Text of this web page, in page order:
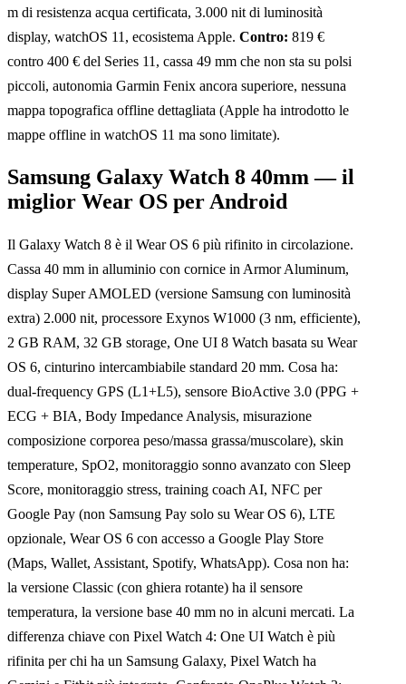
m di resistenza acqua certificata, 3.000 nit di luminosità
display, watchOS 11, ecosistema Apple. Contro: 819 €
contro 400 € del Series 11, cassa 49 mm che non sta su polsi
piccoli, autonomia Garmin Fenix ancora superiore, nessuna
mappa topografica offline dettagliata (Apple ha introdotto le
mappe offline in watchOS 11 ma sono limitate).
Samsung Galaxy Watch 8 40mm — il
miglior Wear OS per Android
Il Galaxy Watch 8 è il Wear OS 6 più rifinito in circolazione.
Cassa 40 mm in alluminio con cornice in Armor Aluminum,
display Super AMOLED (versione Samsung con luminosità
extra) 2.000 nit, processore Exynos W1000 (3 nm, efficiente),
2 GB RAM, 32 GB storage, One UI 8 Watch basata su Wear
OS 6, cinturino intercambiabile standard 20 mm. Cosa ha:
dual-frequency GPS (L1+L5), sensore BioActive 3.0 (PPG +
ECG + BIA, Body Impedance Analysis, misurazione
composizione corporea peso/massa grassa/muscolare), skin
temperature, SpO2, monitoraggio sonno avanzato con Sleep
Score, monitoraggio stress, training coach AI, NFC per
Google Pay (non Samsung Pay solo su Wear OS 6), LTE
opzionale, Wear OS 6 con accesso a Google Play Store
(Maps, Wallet, Assistant, Spotify, WhatsApp). Cosa non ha:
la versione Classic (con ghiera rotante) ha il sensore
temperatura, la versione base 40 mm no in alcuni mercati. La
differenza chiave con Pixel Watch 4: One UI Watch è più
rifinita per chi ha un Samsung Galaxy, Pixel Watch ha